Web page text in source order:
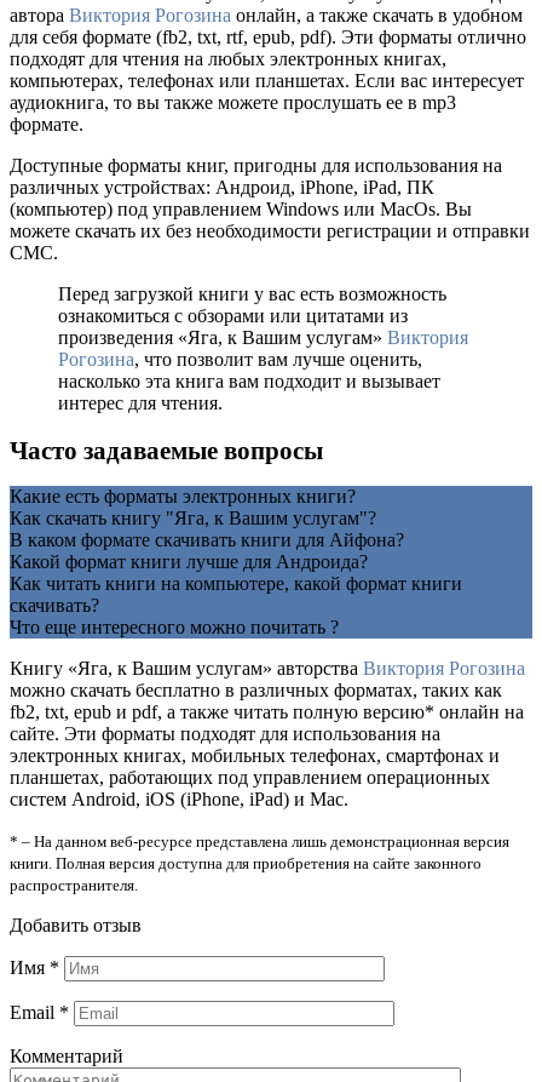
автора Виктория Рогозина онлайн, а также скачать в удобном
для себя формате (fb2, txt, rtf, epub, pdf). Эти форматы отлично
подходят для чтения на любых электронных книгах,
компьютерах, телефонах или планшетах. Если вас интересует
аудиокнига, то вы также можете прослушать ее в mp3
формате.
Доступные форматы книг, пригодны для использования на
различных устройствах: Андроид, iPhone, iPad, ПК
(компьютер) под управлением Windows или MacOs. Вы
можете скачать их без необходимости регистрации и отправки
СМС.
Перед загрузкой книги у вас есть возможность
ознакомиться с обзорами или цитатами из
произведения «Яга, к Вашим услугам» Виктория
Рогозина, что позволит вам лучше оценить,
насколько эта книга вам подходит и вызывает
интерес для чтения.
Часто задаваемые вопросы
Какие есть форматы электронных книги?
Как скачать книгу "Яга, к Вашим услугам"?
В каком формате скачивать книги для Айфона?
Какой формат книги лучше для Андроида?
Как читать книги на компьютере, какой формат книги
скачивать?
Что еще интересного можно почитать ?
Книгу «Яга, к Вашим услугам» авторства Виктория Рогозина
можно скачать бесплатно в различных форматах, таких как
fb2, txt, epub и pdf, а также читать полную версию* онлайн на
сайте. Эти форматы подходят для использования на
электронных книгах, мобильных телефонах, смартфонах и
планшетах, работающих под управлением операционных
систем Android, iOS (iPhone, iPad) и Mac.
* – На данном веб-ресурсе представлена лишь демонстрационная версия
книги. Полная версия доступна для приобретения на сайте законного
распространителя.
Добавить отзыв
Имя *
Email *
Комментарий